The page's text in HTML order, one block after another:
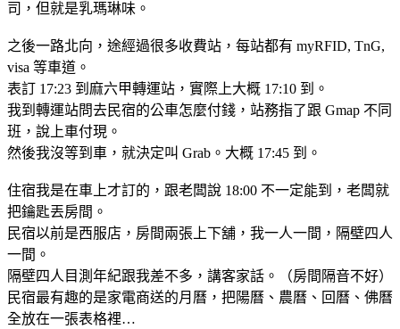
司，但就是乳瑪琳味。
之後一路北向，途經過很多收費站，每站都有 myRFID, TnG,
visa 等車道。
表訂 17:23 到麻六甲轉運站，實際上大概 17:10 到。
我到轉運站問去民宿的公車怎麼付錢，站務指了跟 Gmap 不同
班，說上車付現。
然後我沒等到車，就決定叫 Grab。大概 17:45 到。
住宿我是在車上才訂的，跟老闆說 18:00 不一定能到，老闆就
把鑰匙丟房間。
民宿以前是西服店，房間兩張上下舖，我一人一間，隔壁四人
一間。
隔壁四人目測年紀跟我差不多，講客家話。（房間隔音不好）
民宿最有趣的是家電商送的月曆，把陽曆、農曆、回曆、佛曆
全放在一張表格裡…